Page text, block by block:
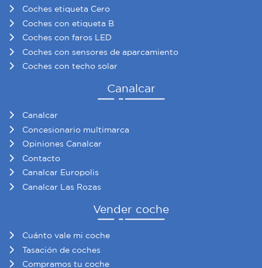
Coches etiqueta Cero
Coches con etiqueta B
Coches con faros LED
Coches con sensores de aparcamiento
Coches con techo solar
Canalcar
Canalcar
Concesionario multimarca
Opiniones Canalcar
Contacto
Canalcar Europolis
Canalcar Las Rozas
Vender coche
Cuánto vale mi coche
Tasación de coches
Compramos tu coche